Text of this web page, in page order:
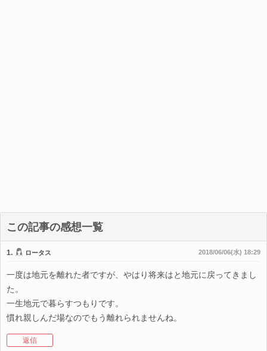
この記事の感想一覧
1. ロータス 2018/06/06(水) 18:29
一度は地元を離れた者ですが、やはり将来はと地元に戻ってきまし
た。
一生地元で暮らすつもりです。
慣れ親しんだ場なのでもう離れられませんね。
返信